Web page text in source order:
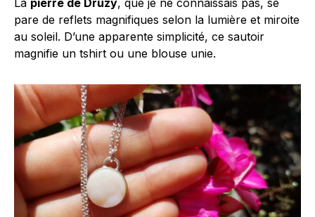
pare de reflets magnifiques selon la lumière et miroite
au soleil. D’une apparente simplicité, ce sautoir
magnifie un tshirt ou une blouse unie.